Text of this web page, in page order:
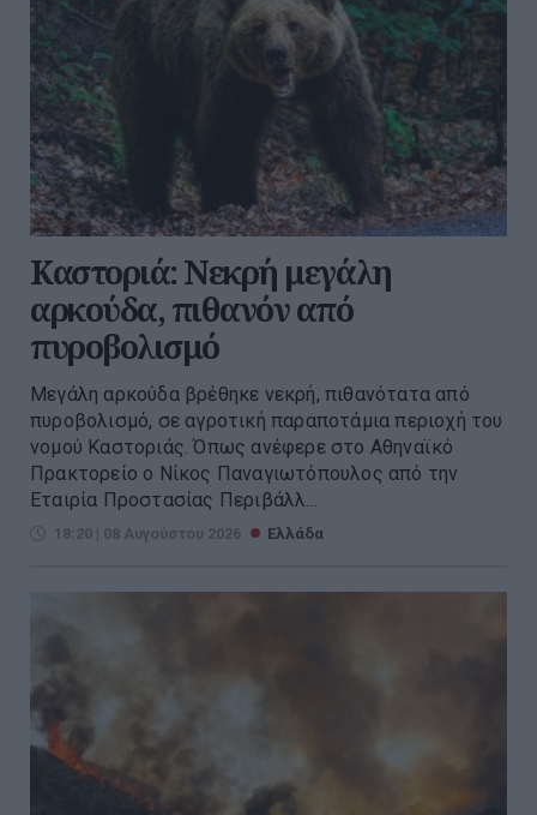
Καστοριά: Νεκρή μεγάλη
αρκούδα, πιθανόν από
πυροβολισμό
Μεγάλη αρκούδα βρέθηκε νεκρή, πιθανότατα από
πυροβολισμό, σε αγροτική παραποτάμια περιοχή του
νομού Καστοριάς. Όπως ανέφερε στο Αθηναϊκό
Πρακτορείο ο Νίκος Παναγιωτόπουλος από την
Εταιρία Προστασίας Περιβάλλ...
18:20 | 08 Αυγούστου 2026 Ελλάδα